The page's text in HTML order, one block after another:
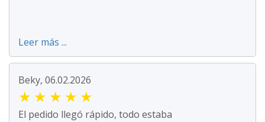
Leer más ...
Beky, 06.02.2026
★ ★ ★ ★ ★
El pedido llegó rápido, todo estaba